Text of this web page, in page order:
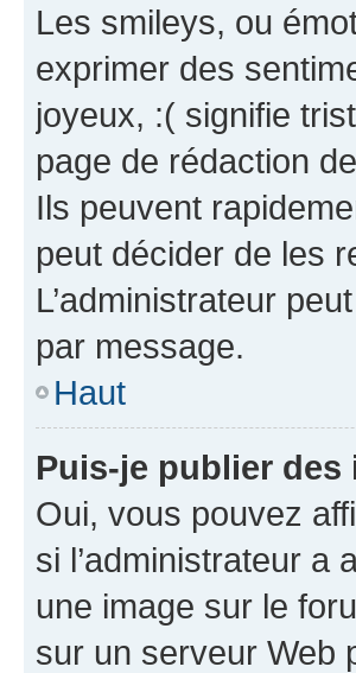
Les smileys, ou
exprimer des
joyeux, :( signifie
page de rédaction
Ils peuvent
peut décider de les
L’administrateur
par message.
Haut
Puis-je publier des
Oui, vous pouvez
si l’administrateur a
une image sur le
sur un serveur Web